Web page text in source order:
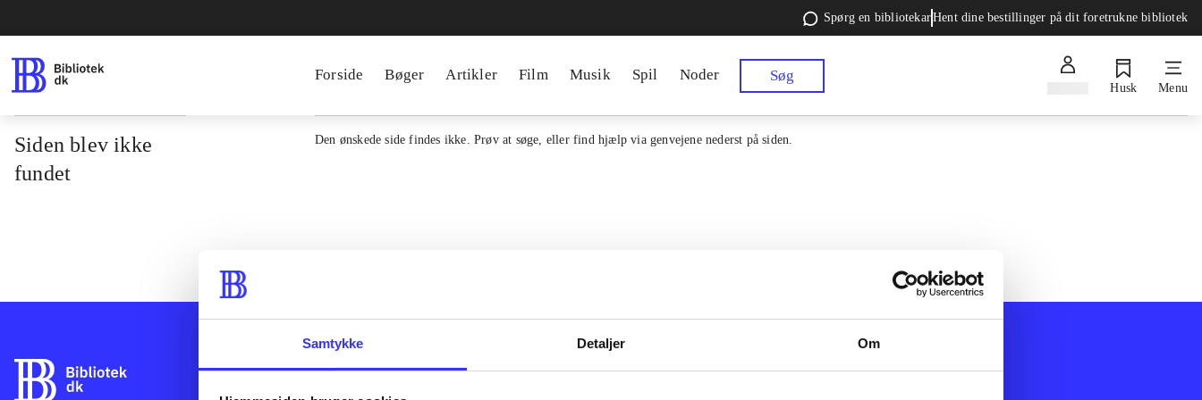
Samtykke Detaljer Om
Spørg en bibliotekarHent dine bestillinger på dit foretrukne bibliotek
Forside Bøger Artikler Film Musik Spil Noder Søg
Husk Menu
Siden blev ikke
fundet
Den ønskede side findes ikke. Prøv at søge, eller find hjælp via genvejene nederst på siden.
Bibliotek.dk er en samlet indgang til alle danske
Kontakt os Afdelinger